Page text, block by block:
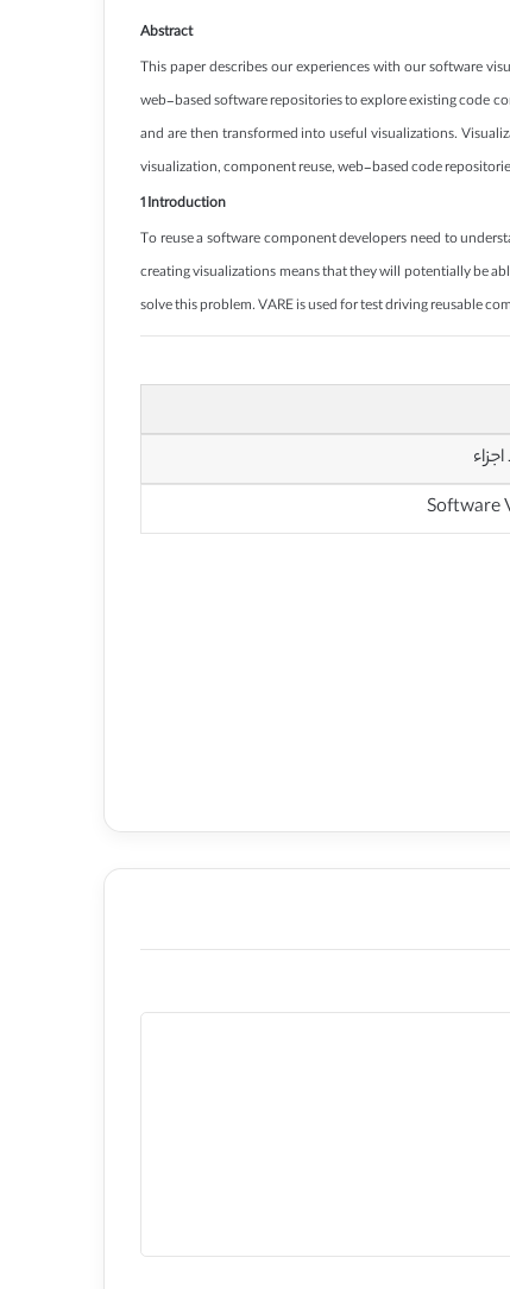
Abstract
This paper describes our experiences with our software
web-based software repositories to explore existing code
and are then transformed into useful visualizations.
visualization, component reuse, web-based code
1 Introduction
To reuse a software component developers need to
creating visualizations means that they will potentially be
solve this problem. VARE is used for test driving reusable
Software